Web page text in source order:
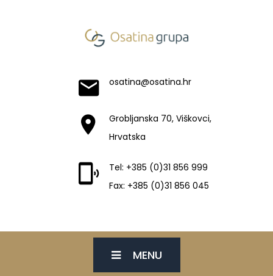
osatina@osatina.hr
Grobljanska 70, Viškovci,
Hrvatska
Tel: +385 (0)31 856 999
Fax: +385 (0)31 856 045
MENU